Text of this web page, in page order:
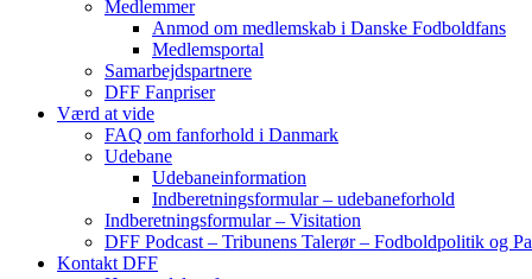
Medlemmer
Anmod om medlemskab i Danske Fodboldfans
Medlemsportal
Samarbejdspartnere
DFF Fanpriser
Værd at vide
FAQ om fanforhold i Danmark
Udebane
Udebaneinformation
Indberetningsformular – udebaneforhold
Indberetningsformular – Visitation
DFF Podcast – Tribunens Talerør – Fodboldpolitik og
Kontakt DFF